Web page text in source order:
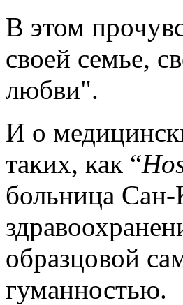
В этом
своей семье,
любви".
И о
таких, как “
больница Сан-
образцовой
гуманностью.